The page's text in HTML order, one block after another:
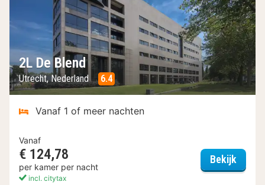
2L De Blend
Utrecht, Nederland 6.4
Vanaf 1 of meer nachten
Vanaf
€ 124,78
per kamer per nacht
incl. citytax
Bekijk